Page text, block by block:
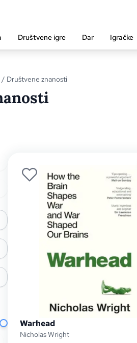
Društvene igre Dar Igračke
/ Društvene znanosti
Warhead
Nicholas Wright